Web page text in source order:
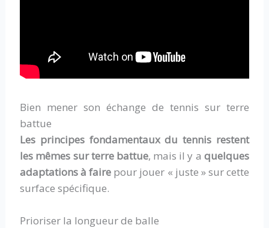
Bien mener son échange de tennis sur terre
battue
Les principes fondamentaux du tennis restent
les mêmes sur terre battue, mais il y a quelques
adaptations à faire pour jouer « juste » sur cette
surface spécifique.
Prioriser la longueur de balle